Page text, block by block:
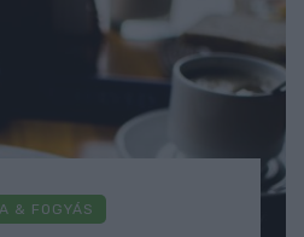
& FOGYÁS